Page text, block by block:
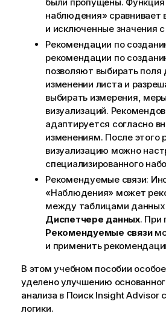
наблюдения» сравнивает
и исключенные значения с
Рекомендации по
рекомендации по
позволяют выбирать поля
изменении листа и
выбирать измерения ,
визуализаций.
адаптируется согласно
изменениям. После этого
визуализацию можно
специализированного
Рекомендуемые связи:
«Наблюдения» может
между таблицами данных
Диспетчере данных. При
Рекомендуемые связи
и применить
В этом учебном пособии
уделено улучшению
анализа в Поиск Insight Advisor
логики.